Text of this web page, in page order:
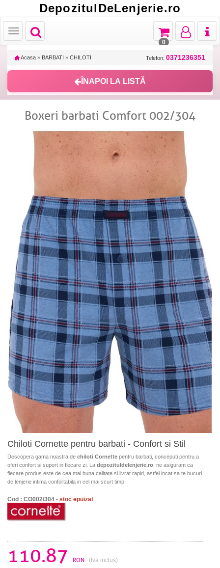
DepozitulDeLenjerie.ro
Toggle
navigation
Toggle
Toggle
navigation
Toggle
navigation
Toggle
navigation
0
Acasa » BARBATI » CHILOTI Telefon: 0371236351
ÎNAPOI LA LISTĂ
Boxeri barbati Comfort 002/304
Chiloti Cornette pentru barbati - Confort si Stil
Descopera gama noastra de chiloti Cornette pentru barbati, conceputi pentru a
oferi confort si suport in fiecare zi. La depozituldelenjerie.ro , ne asiguram ca
fiecare produs este de cea mai buna calitate si livrat rapid, astfel incat sa te bucuri
de lenjerie intima confortabila in cel mai scurt timp.
Cod : CO002/304 - stoc epuizat
110.87 RON (tva inclus)